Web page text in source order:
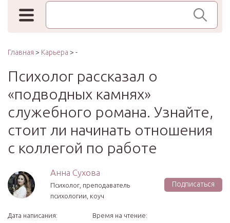
Поиск по сайту
Главная > Карьера > -
Психолог рассказал о
«подводных камнях»
служебного романа. Узнайте,
стоит ли начинать отношения
с коллегой по работе
Анна Сухова
Психолог, преподаватель
психологии, коуч
Подписаться
Дата написания:
Время на чтение: